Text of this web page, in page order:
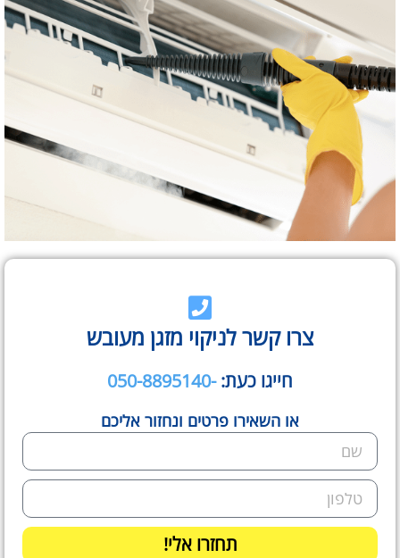
צרו קשר לניקוי מזגן מעובש
חייגו כעת:-050-8895140
או השאירו פרטים ונחזור אליכם
תחזרו אלי!